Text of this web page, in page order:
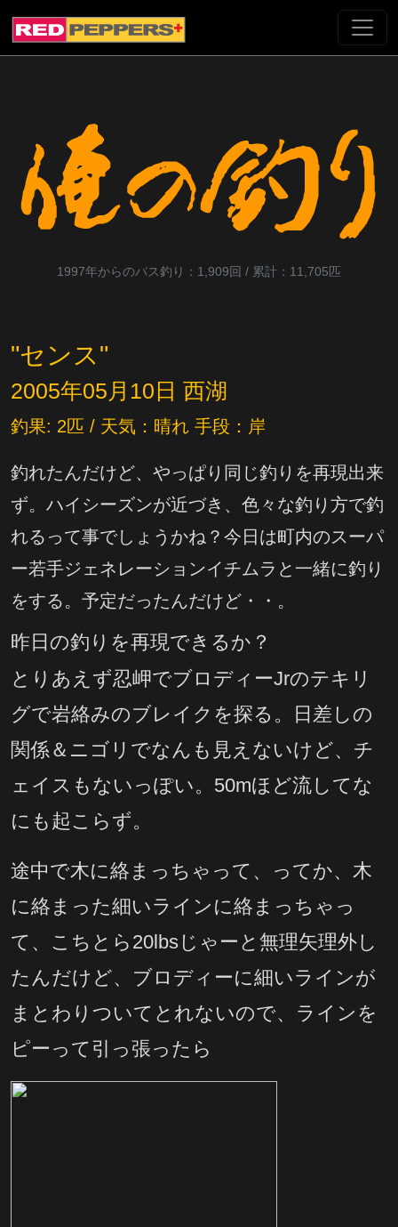
1997年からのバス釣り：1,909回 / 累計：11,705匹
"センス"
2005年05月10日 西湖
釣果: 2匹 / 天気：晴れ 手段：岸
釣れたんだけど、やっぱり同じ釣りを再現出来
ず。ハイシーズンが近づき、色々な釣り方で釣
れるって事でしょうかね？今日は町内のスーパ
ー若手ジェネレーションイチムラと一緒に釣り
をする。予定だったんだけど・・。
昨日の釣りを再現できるか？
とりあえず忍岬でブロディーJrのテキリ
グで岩絡みのブレイクを探る。日差しの
関係＆ニゴリでなんも見えないけど、チ
ェイスもないっぽい。50mほど流してな
にも起こらず。
途中で木に絡まっちゃって、ってか、木
に絡まった細いラインに絡まっちゃっ
て、こちとら20lbsじゃーと無理矢理外し
たんだけど、ブロディーに細いラインが
まとわりついてとれないので、ラインを
ピーって引っ張ったら